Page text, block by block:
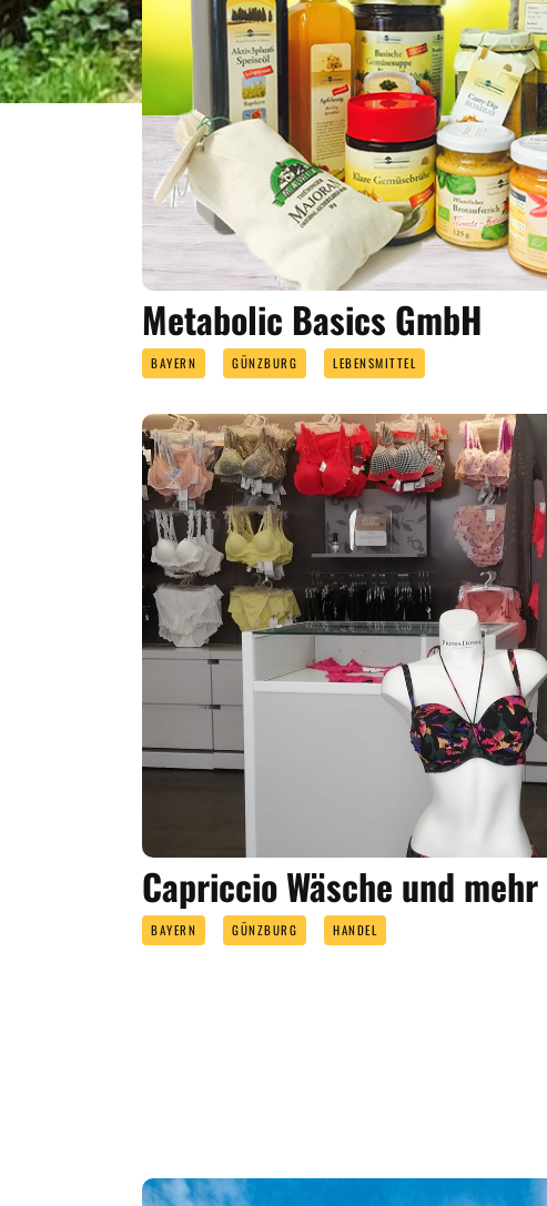
Metabolic Basics GmbH
BAYERN GÜNZBURG LEBENSMITTEL
Capriccio Wäsche und mehr
BAYERN GÜNZBURG HANDEL